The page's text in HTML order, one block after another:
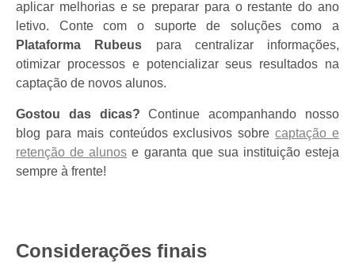
aplicar melhorias e se preparar para o restante do ano
letivo. Conte com o suporte de soluções como a
Plataforma Rubeus para centralizar informações,
otimizar processos e potencializar seus resultados na
captação de novos alunos.
Gostou das dicas? Continue acompanhando nosso
blog para mais conteúdos exclusivos sobrecaptação e
retenção de alunos e garanta que sua instituição esteja
sempre à frente!
Considerações finais